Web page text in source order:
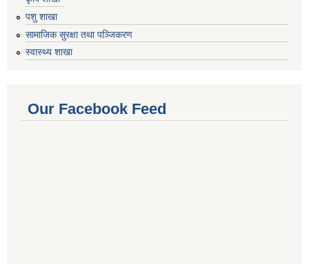
पशु शाखा
सामाजिक सुरक्षा तथा पञ्जिकरण
स्वास्थ्य शाखा
Our Facebook Feed